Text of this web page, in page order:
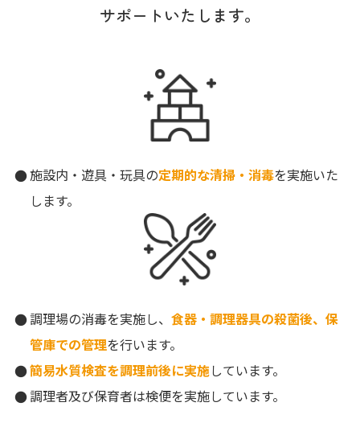
サポートいたします。
施設内・遊具・玩具の定期的な清掃・消毒を実施いた
します。
調理場の消毒を実施し、 食器・調理器具の殺菌後、保
管庫での管理を行います。
簡易水質検査を調理前後に実施しています。
調理者及び保育者は検便を実施しています。